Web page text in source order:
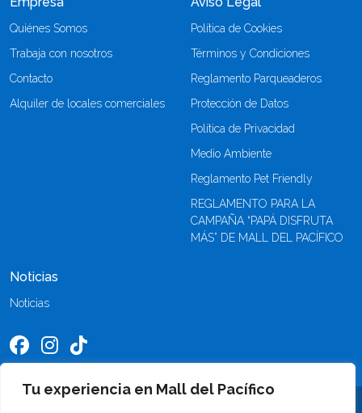
Tu experiencia en Mall del Pacífico
Quiénes Somos
Trabaja con nosotros
Contacto
Alquiler de locales comerciales
Política de Cookies
Términos y Condiciones
Reglamento Parqueaderos
Protección de Datos
Política de Privacidad
Medio Ambiente
Reglamento Pet Friendly
REGLAMENTO PARA LA
CAMPAÑA “PAPÁ DISFRUTA
MÁS” DE MALL DEL PACÍFICO
Noticias
Noticias